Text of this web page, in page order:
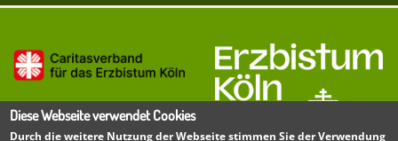
Diese Webseite verwendet Cookies
Durch die weitere Nutzung der Webseite stimmen Sie der Verwendung